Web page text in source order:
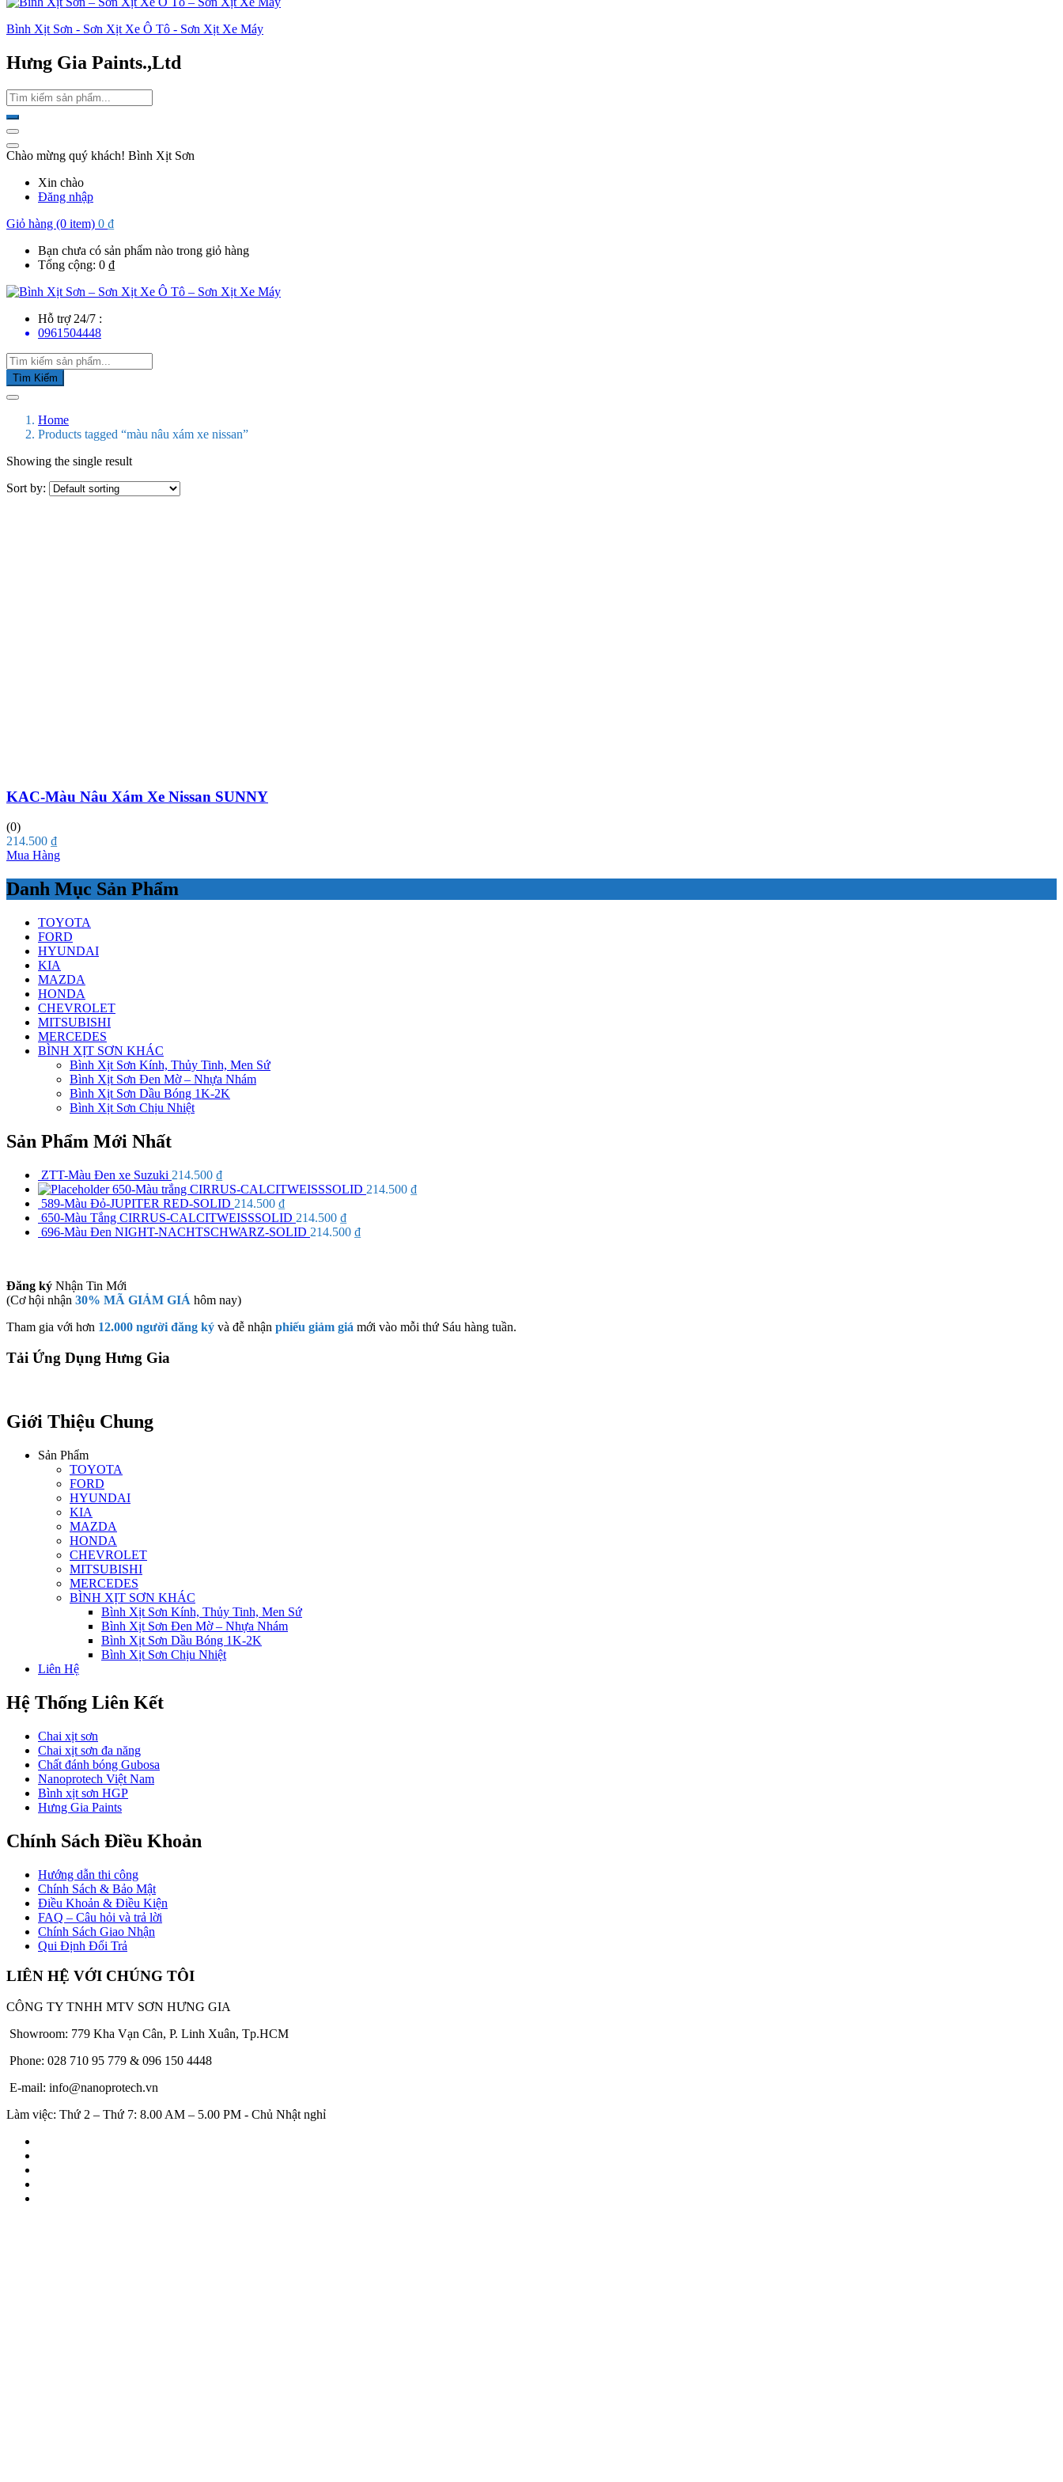
Bình Xịt Sơn - Sơn Xịt Xe Ô Tô - Sơn Xịt Xe Máy
Hưng Gia Paints.,Ltd
Chào mừng quý khách! Bình Xịt Sơn
Xin chào
Đăng nhập
Giỏ hàng (0 item) 0 ₫
Bạn chưa có sản phẩm nào trong giỏ hàng
Tổng cộng: 0 ₫
Hỗ trợ 24/7 :
0961504448
Tìm Kiếm
Home
Products tagged “màu nâu xám xe nissan”
Showing the single result
Sort by:
KAC-Màu Nâu Xám Xe Nissan SUNNY
(0)
214.500 ₫
Mua Hàng
Danh Mục Sản Phẩm
TOYOTA
FORD
HYUNDAI
KIA
MAZDA
HONDA
CHEVROLET
MITSUBISHI
MERCEDES
BÌNH XỊT SƠN KHÁC
Bình Xịt Sơn Kính, Thủy Tinh, Men Sứ
Bình Xịt Sơn Đen Mờ – Nhựa Nhám
Bình Xịt Sơn Dầu Bóng 1K-2K
Bình Xịt Sơn Chịu Nhiệt
Sản Phẩm Mới Nhất
ZTT-Màu Đen xe Suzuki 214.500 ₫
650-Màu trắng CIRRUS-CALCITWEISSSOLID 214.500 ₫
589-Màu Đỏ-JUPITER RED-SOLID 214.500 ₫
650-Màu Tắng CIRRUS-CALCITWEISSSOLID 214.500 ₫
696-Màu Đen NIGHT-NACHTSCHWARZ-SOLID 214.500 ₫
Đăng ký Nhận Tin Mới
(Cơ hội nhận 30% MÃ GIẢM GIÁ hôm nay)
Tham gia với hơn 12.000 người đăng ký và đễ nhận phiếu giảm giá mới vào mỗi thứ Sáu hàng tuần.
Tải Ứng Dụng Hưng Gia
Giới Thiệu Chung
Sản Phẩm
TOYOTA
FORD
HYUNDAI
KIA
MAZDA
HONDA
CHEVROLET
MITSUBISHI
MERCEDES
BÌNH XỊT SƠN KHÁC
Bình Xịt Sơn Kính, Thủy Tinh, Men Sứ
Bình Xịt Sơn Đen Mờ – Nhựa Nhám
Bình Xịt Sơn Dầu Bóng 1K-2K
Bình Xịt Sơn Chịu Nhiệt
Liên Hệ
Hệ Thống Liên Kết
Chai xịt sơn
Chai xịt sơn đa năng
Chất đánh bóng Gubosa
Nanoprotech Việt Nam
Bình xịt sơn HGP
Hưng Gia Paints
Chính Sách Điều Khoản
Hướng dẫn thi công
Chính Sách & Bảo Mật
Điều Khoản & Điều Kiện
FAQ – Câu hỏi và trả lời
Chính Sách Giao Nhận
Qui Định Đổi Trả
LIÊN HỆ VỚI CHÚNG TÔI
CÔNG TY TNHH MTV SƠN HƯNG GIA
Showroom: 779 Kha Vạn Cân, P. Linh Xuân, Tp.HCM
Phone: 028 710 95 779 & 096 150 4448
E-mail: info@nanoprotech.vn
Làm việc: Thứ 2 – Thứ 7: 8.00 AM – 5.00 PM - Chủ Nhật nghỉ